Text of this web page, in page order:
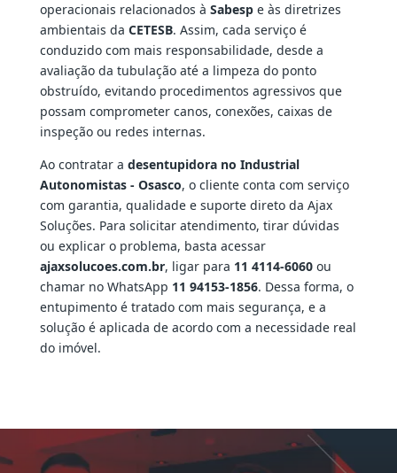
operacionais relacionados à Sabespe às diretrizes
ambientais da CETESB. Assim, cada serviço é
conduzido com mais responsabilidade, desde a
avaliação da tubulação até a limpeza do ponto
obstruído, evitando procedimentos agressivos que
possam comprometer canos, conexões, caixas de
inspeção ou redes internas.
Ao contratar a desentupidora no Industrial
Autonomistas - Osasco, o cliente conta com serviço
com garantia, qualidade e suporte direto da Ajax
Soluções. Para solicitar atendimento, tirar dúvidas
ou explicar o problema, basta acessar
ajaxsolucoes.com.br, ligar para 11 4114-6060ou
chamar no WhatsApp 11 94153-1856. Dessa forma, o
entupimento é tratado com mais segurança, e a
solução é aplicada de acordo com a necessidade real
do imóvel.